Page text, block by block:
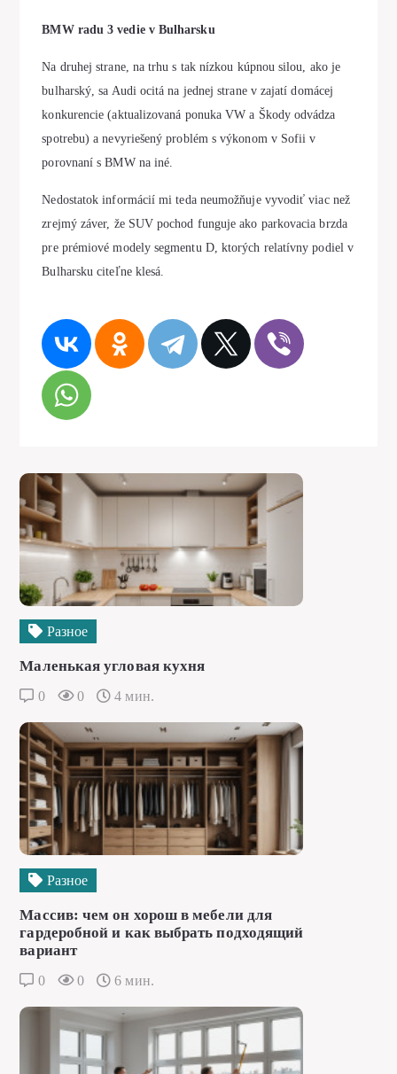
BMW radu 3 vedie v Bulharsku
Na druhej strane, na trhu s tak nízkou kúpnou silou, ako je
bulharský, sa Audi ocitá na jednej strane v zajatí domácej
konkurencie (aktualizovaná ponuka VW a Škody odvádza
spotrebu) a nevyriešený problém s výkonom v Sofii v
porovnaní s BMW na iné.
Nedostatok informácií mi teda neumožňuje vyvodiť viac než
zrejmý záver, že SUV pochod funguje ako parkovacia brzda
pre prémiové modely segmentu D, ktorých relatívny podiel v
Bulharsku citeľne klesá.
Разное
Маленькая угловая кухня
0 0 4 мин.
Разное
Массив: чем он хорош в мебели для
гардеробной и как выбрать подходящий
вариант
0 0 6 мин.